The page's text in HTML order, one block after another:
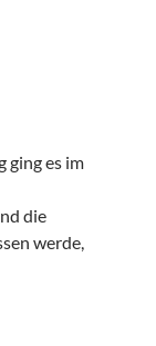
ging es im
die
werde,